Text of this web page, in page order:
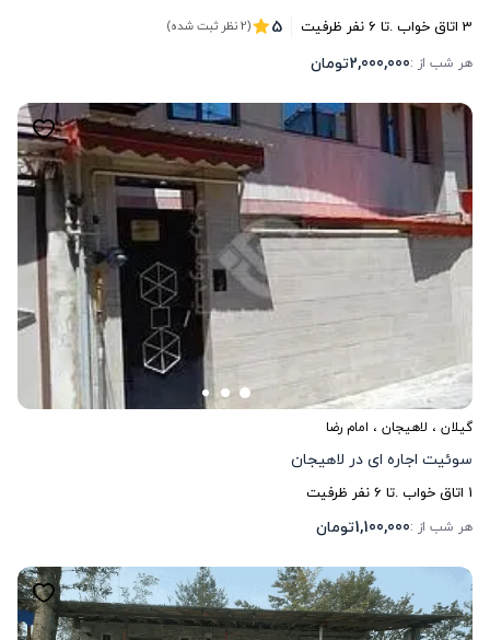
3 اتاق خواب .تا 6نفر ظرفیت 5 (2 نظر ثبت شده)
هر شب از :2,000,000تومان
گیلان ، لاهیجان ، امام رضا
سوئیت اجاره ای در لاهیجان
1 اتاق خواب .تا 6نفر ظرفیت
هر شب از :1,100,000تومان